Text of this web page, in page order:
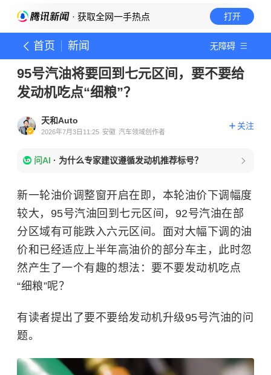
· 获取全网一手热点 打开
首页 新闻 无障碍
95号汽油将要回到七元区间，要不要给
发动机吃点“细粮”？
天和Auto
2026年7月3日11:25 安徽 汽车领域创作者
关注
问AI · 为什么专家建议遵循发动机推荐标号？
新一轮油价调整窗开启在即，本轮油价下调幅度
较大，95号汽油回到七元区间，92号汽油在部
分区域有可能跌入六元区间。面对大幅下调的油
价和已经适应上半年高油价的部分车主，此时忽
然产生了一个有趣的想法：要不要发动机吃点
“细粮”呢？
有读者提出了要不要给发动机升级95号汽油的问
题。